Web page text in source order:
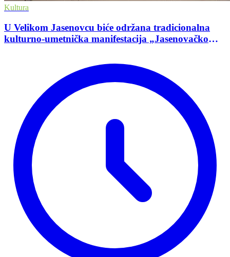
Kultura
U Velikom Jasenovcu biće održana tradicionalna
kulturno-umetnička manifestacija „Jasenovačko